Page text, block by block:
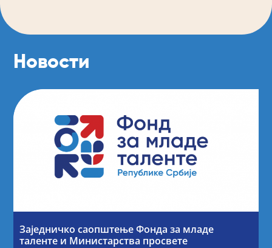
Новости
Заједничко саопштење Фонда за младе
таленте и Министарства просвете